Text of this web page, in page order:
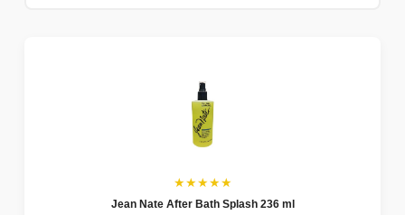
★★★★★
Jean Nate After Bath Splash 236 ml